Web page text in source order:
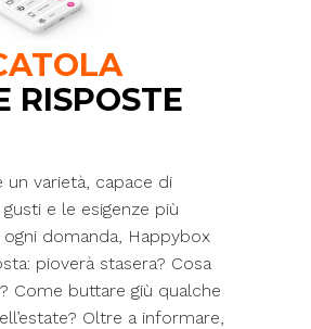
RISPOSTE
un varietà, capace di
e le esigenze più
ogni domanda, Happybox
pioverà stasera? Cosa
Come buttare giù qualche
Oltre a informare,